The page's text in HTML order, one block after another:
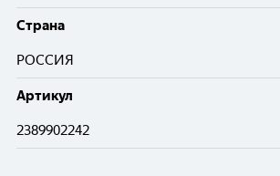
Cтрана
РОССИЯ
Артикул
2389902242